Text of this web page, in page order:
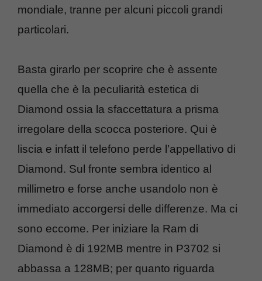
mondiale, tranne per alcuni piccoli grandi
particolari.
Basta girarlo per scoprire che è assente
quella che è la peculiarità estetica di
Diamond ossia la sfaccettatura a prisma
irregolare della scocca posteriore. Qui è
liscia e infatt il telefono perde l’appellativo di
Diamond. Sul fronte sembra identico al
millimetro e forse anche usandolo non è
immediato accorgersi delle differenze. Ma ci
sono eccome. Per iniziare la Ram di
Diamond è di 192MB mentre in P3702 si
abbassa a 128MB; per quanto riguarda